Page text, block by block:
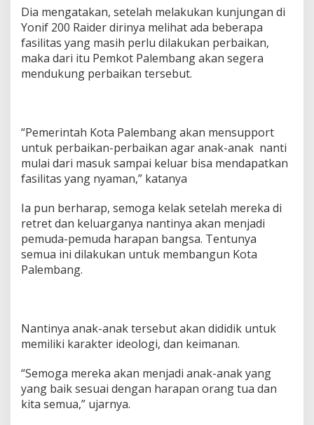
t
e
r
a
p
a
n
e
n
Y
o
i
f
a
i
d
r
G
n
Dia mengatakan, setelah melakukan kunjungan di
Yonif 200 Raider dirinya melihat ada beberapa
fasilitas yang masih perlu dilakukan perbaikan,
maka dari itu Pemkot Palembang akan segera
mendukung perbaikan tersebut.
“Pemerintah Kota Palembang akan mensupport
untuk perbaikan-perbaikan agar anak-anak nanti
mulai dari masuk sampai keluar bisa mendapatkan
fasilitas yang nyaman,” katanya
Ia pun berharap, semoga kelak setelah mereka di
retret dan keluarganya nantinya akan menjadi
pemuda-pemuda harapan bangsa. Tentunya
semua ini dilakukan untuk membangun Kota
Palembang.
Nantinya anak-anak tersebut akan dididik untuk
memiliki karakter ideologi, dan keimanan.
“Semoga mereka akan menjadi anak-anak yang
yang baik sesuai dengan harapan orang tua dan
kita semua,” ujarnya.